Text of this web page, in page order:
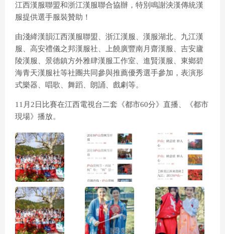
江西漢服聯盟和浙江漢服聯合協辦，特別鳴謝泱漢傳統漢
服提供選手服裝贊助！
由淺絳漢韻江西漢服聯盟、浙江漢服、漢服湖北、九江漢
服、高安禮儀之邦漢服社、上饒廣豐南月齋漢服、吉安廬
陵漢服、景德鎮方外雅肆漢服工作室、進賢漢服、東鄉碧
海青天漢服社等社團共同參與推薦優秀選手參加，表演形
式樂器、唱歌、舞蹈、朗誦、戲劇等。
11月2日比賽在江西電視台二套《都市60分》直播、《都市
現場》播放。